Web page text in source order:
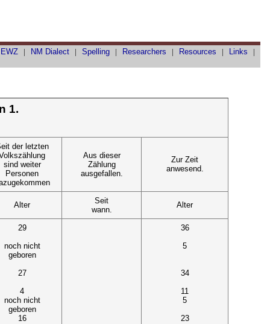
EWZ| NM Dialect| Spelling| Researchers | Resources | Links |
1.
der letzten
sind weiter
Personen
Aus dieser
Zählung
ausgefallen.
Zur Zeit
anwesend.
Alter
Seit
wann.
Alter
29
noch nicht
geboren
27
4
noch nicht
geboren
16
36
5
34
11
5
23